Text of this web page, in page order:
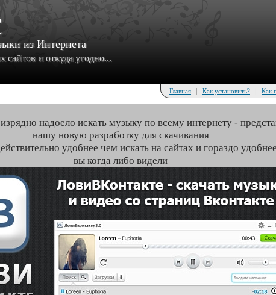
из Интернета
сайтов и откуда угодно...
Главная | Как установить? | Как
надоело искать музыку по всему интернету -
нашу новую разработку для скачивания
удобнее чем искать на сайтах и гораздо
вы когда либо видели